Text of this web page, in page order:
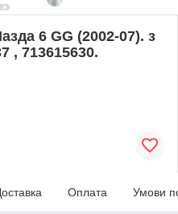
6 GG (2002-07). з
, 713615630.
Оплата Умови